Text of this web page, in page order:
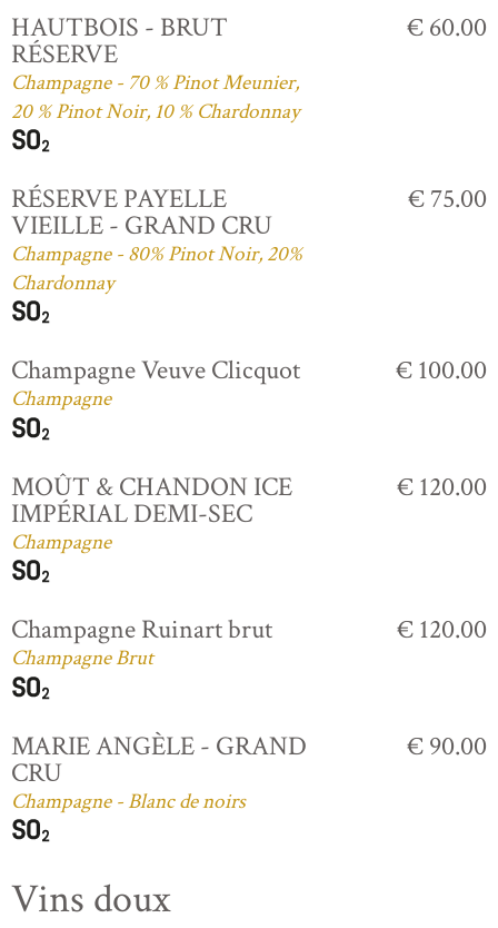
HAUTBOIS - BRUT
RÉSERVE
Champagne - 70 % Pinot Meunier,
20 % Pinot Noir, 10 % Chardonnay
€ 60.00
RÉSERVE PAYELLE
VIEILLE - GRAND CRU
Champagne - 80% Pinot Noir, 20%
Chardonnay
€ 75.00
Champagne Veuve Clicquot
Champagne
€ 100.00
MOÛT & CHANDON ICE
IMPÉRIAL DEMI-SEC
Champagne
€ 120.00
Champagne Ruinart brut
Champagne Brut
€ 120.00
MARIE ANGÈLE - GRAND
CRU
Champagne - Blanc de noirs
€ 90.00
Vins doux